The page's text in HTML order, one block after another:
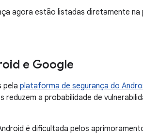
agora estão listadas diretamente na
e Google
pela plataforma de segurança do
reduzem a probabilidade de
é dificultada pelos